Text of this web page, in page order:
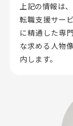
上記の情報は
転職支援サー
に精通した専
な求める人物
内します。